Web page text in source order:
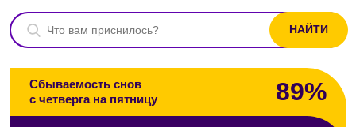
Сбываемость снов
с четверга на пятницу
89%